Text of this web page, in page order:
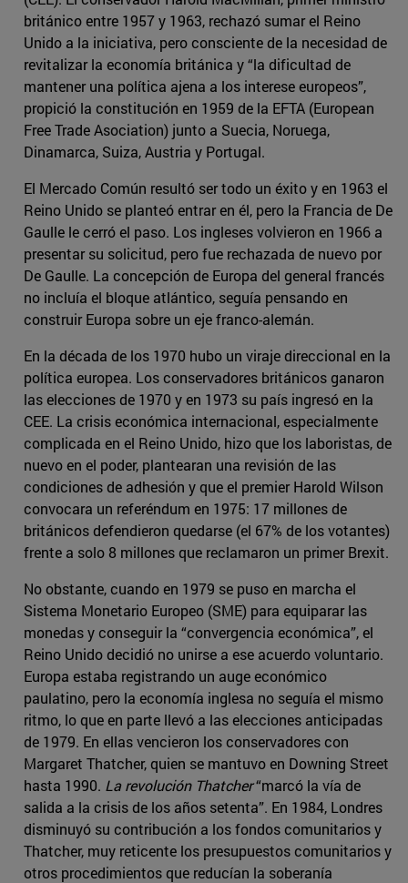
británico entre 1957 y 1963, rechazó sumar el Reino
Unido a la iniciativa, pero consciente de la necesidad de
revitalizar la economía británica y “la dificultad de
mantener una política ajena a los interese europeos”,
propició la constitución en 1959 de la EFTA (European
Free Trade Asociation) junto a Suecia, Noruega,
Dinamarca, Suiza, Austria y Portugal.
El Mercado Común resultó ser todo un éxito y en 1963 el
Reino Unido se planteó entrar en él, pero la Francia de De
Gaulle le cerró el paso. Los ingleses volvieron en 1966 a
presentar su solicitud, pero fue rechazada de nuevo por
De Gaulle. La concepción de Europa del general francés
no incluía el bloque atlántico, seguía pensando en
construir Europa sobre un eje franco-alemán.
En la década de los 1970 hubo un viraje direccional en la
política europea. Los conservadores británicos ganaron
las elecciones de 1970 y en 1973 su país ingresó en la
CEE. La crisis económica internacional, especialmente
complicada en el Reino Unido, hizo que los laboristas, de
nuevo en el poder, plantearan una revisión de las
condiciones de adhesión y que el premier Harold Wilson
convocara un referéndum en 1975: 17 millones de
británicos defendieron quedarse (el 67% de los votantes)
frente a solo 8 millones que reclamaron un primer Brexit.
No obstante, cuando en 1979 se puso en marcha el
Sistema Monetario Europeo (SME) para equiparar las
monedas y conseguir la “convergencia económica”, el
Reino Unido decidió no unirse a ese acuerdo voluntario.
Europa estaba registrando un auge económico
paulatino, pero la economía inglesa no seguía el mismo
ritmo, lo que en parte llevó a las elecciones anticipadas
de 1979. En ellas vencieron los conservadores con
Margaret Thatcher, quien se mantuvo en Downing Street
hasta 1990. La revolución Thatcher“marcó la vía de
salida a la crisis de los años setenta”. En 1984, Londres
disminuyó su contribución a los fondos comunitarios y
Thatcher, muy reticente los presupuestos comunitarios y
otros procedimientos que reducían la soberanía